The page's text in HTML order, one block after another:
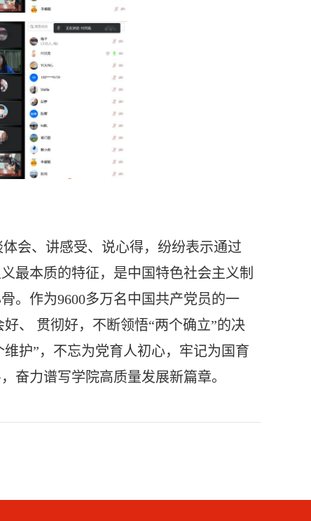
会、讲感受、说心得，纷纷表示通过
最本质的特征，是中国特色社会主义制
。作为9600多万名中国共产党员的一
、
贯彻好，不断领悟“两个确立”的决
护”， 不忘为党育人初心，牢记为国育
奋力谱写学院高质量发展新篇章。